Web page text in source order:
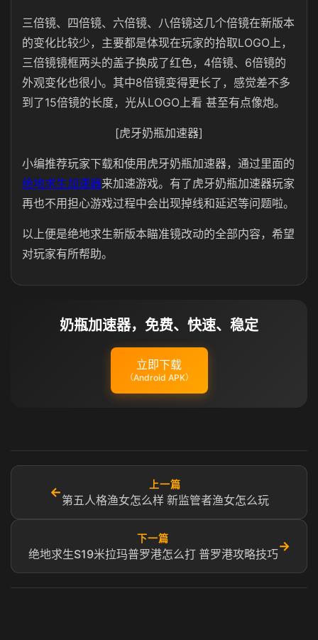
三倍镜、四倍镜、六倍镜、八倍镜这几个倍镜在新版本
的变化比较少，主要都是体现在玩家的拾取LOGO上，
三倍镜镜框两头的盖子换成了红色，4倍镜、6倍镜的
外观变化也很小。其中8倍镜变得更长了，感觉差不多
到了15倍镜的长度，光从LOGO上看 甚至有点像炮。
[虎牙奶瓶加速器]
小编推荐玩家下载和使用虎牙奶瓶加速器，通过里面的
绝地求生加速器来加速游戏。有了虎牙奶瓶加速器玩家
再也不用担心游戏过程中会出现掉线和延迟等问题啦。
以上便是绝地求生新版本瞄准镜改动的全部内容，希望
对玩家有所帮助。
奶瓶加速器，免费、快速、稳定
立即下载
（Android APK）
←
上一篇
第五人格渔女怎么样 新监管者渔女怎么玩
下一篇
绝地求生S19米拉玛普罗港怎么打 普罗港攻略技巧
→